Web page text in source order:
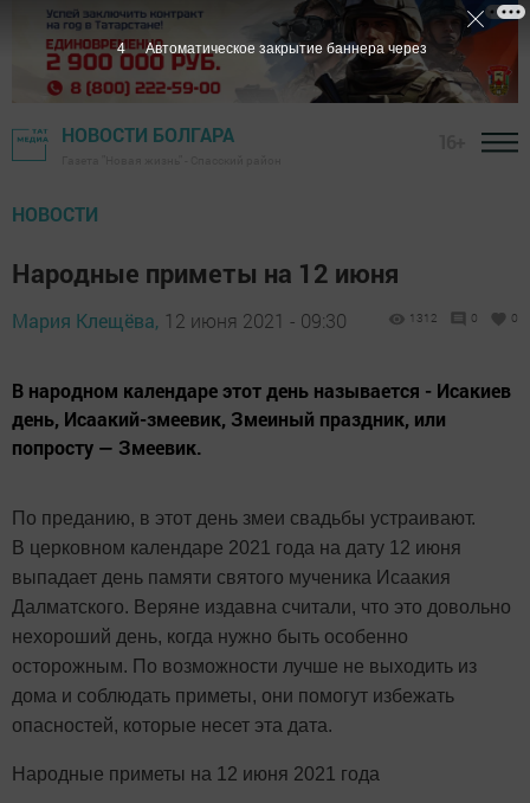
НОВОСТИ БОЛГАРА
НОВОСТИ
Народные приметы на 12 июня
Мария Клещёва, 12 июня 2021 - 09:30 1312 0 0
В народном календаре этот день называется - Исакиев
день, Исаакий-змеевик, Змеиный праздник, или
попросту — Змеевик.
По преданию, в этот день змеи свадьбы устраивают.
В церковном календаре 2021 года на дату 12 июня
выпадает день памяти святого мученика Исаакия
Далматского. Веряне издавна считали, что это довольно
нехороший день, когда нужно быть особенно
осторожным. По возможности лучше не выходить из
дома и соблюдать приметы, они помогут избежать
опасностей, которые несет эта дата.
Народные приметы на 12 июня 2021 года
3 Автоматическое закрытие баннера через